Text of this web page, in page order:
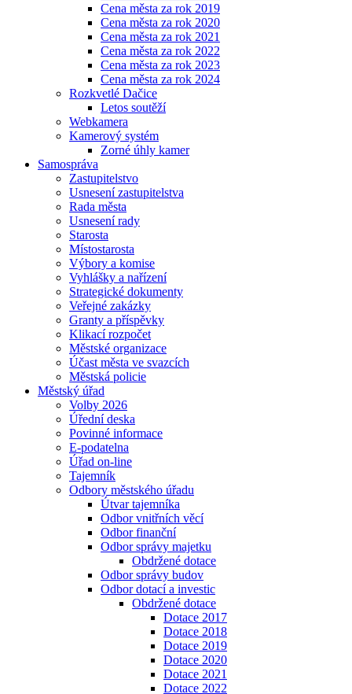
Cena města za rok 2019
Cena města za rok 2020
Cena města za rok 2021
Cena města za rok 2022
Cena města za rok 2023
Cena města za rok 2024
Rozkvetlé Dačice
Letos soutěží
Webkamera
Kamerový systém
Zorné úhly kamer
Samospráva
Zastupitelstvo
Usnesení zastupitelstva
Rada města
Usnesení rady
Starosta
Místostarosta
Výbory a komise
Vyhlášky a nařízení
Strategické dokumenty
Veřejné zakázky
Granty a příspěvky
Klikací rozpočet
Městské organizace
Účast města ve svazcích
Městská policie
Městský úřad
Volby 2026
Úřední deska
Povinné informace
E-podatelna
Úřad on-line
Tajemník
Odbory městského úřadu
Útvar tajemníka
Odbor vnitřních věcí
Odbor finanční
Odbor správy majetku
Obdržené dotace
Odbor správy budov
Odbor dotací a investic
Obdržené dotace
Dotace 2017
Dotace 2018
Dotace 2019
Dotace 2020
Dotace 2021
Dotace 2022